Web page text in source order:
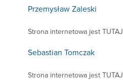
Przemysław Zaleski
Strona internetowa jest TUTAJ
Sebastian Tomczak
Strona internetowa jest TUTAJ